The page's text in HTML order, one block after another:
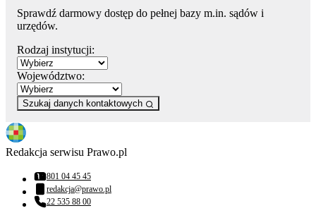
Sprawdź darmowy dostęp do pełnej bazy m.in. sądów i
urzędów.
Rodzaj instytucji:
Województwo:
Szukaj danych kontaktowych
Redakcja serwisu Prawo.pl
Numer telefonu:
801 04 45 45
Adres email:
redakcja@prawo.pl
Numer telefonu:
22 535 88 00